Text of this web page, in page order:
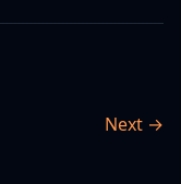
Next →